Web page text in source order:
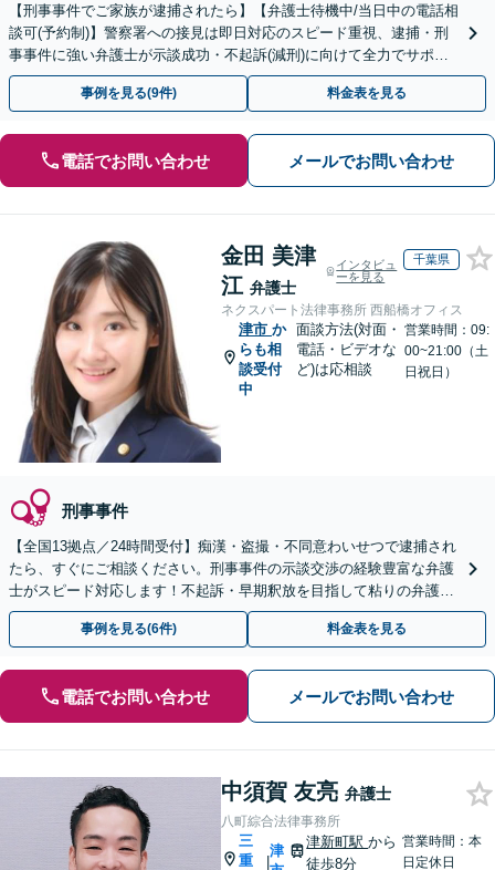
【刑事事件でご家族が逮捕されたら】【弁護士待機中/当日中の電話相
談可(予約制)】警察署への接見は即日対応のスピード重視、逮捕・刑
事事件に強い弁護士が示談成功・不起訴(減刑)に向けて全力でサポー
トします。【加害者側の相談専門】
事例を見る(9件) 料金表を見る
電話でお問い合わせ メールでお問い合わせ
金田 美津
江 弁護士
インタビュ
ーを見る
千葉県
ネクスパート法律事務所 西船橋オフィス
津市 か
らも相
談受付
中
面談方法(対面・
電話・ビデオな
ど)は応相談
営業時間：09:
00~21:00（土
日祝日）
刑事事件
【全国13拠点／24時間受付】痴漢・盗撮・不同意わいせつで逮捕され
たら、すぐにご相談ください。刑事事件の示談交渉の経験豊富な弁護
士がスピード対応します！不起訴・早期釈放を目指して粘りの弁護活
動を行います。
事例を見る(6件) 料金表を見る
電話でお問い合わせ メールでお問い合わせ
中須賀 友亮 弁護士
八町綜合法律事務所
三
重
|
津
津新町駅から
徒歩8分
営業時間：本
日定休日